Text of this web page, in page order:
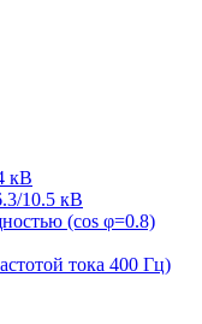
кВ
10.5 кВ
(cos φ=0.8)
тока 400 Гц)